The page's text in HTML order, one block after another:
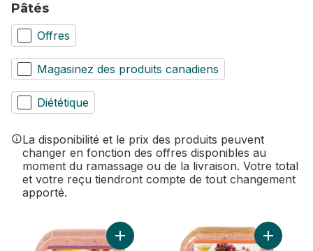
Pâtés
Offres
Magasinez des produits canadiens
Diététique
La disponibilité et le prix des produits peuvent
changer en fonction des offres disponibles au
moment du ramassage ou de la livraison. Votre total
et votre reçu tiendront compte de tout changement
apporté.
Ajouter Pâté de foie glacé au panierAjouter